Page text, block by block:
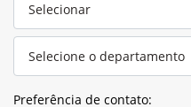
Preferência de contato: